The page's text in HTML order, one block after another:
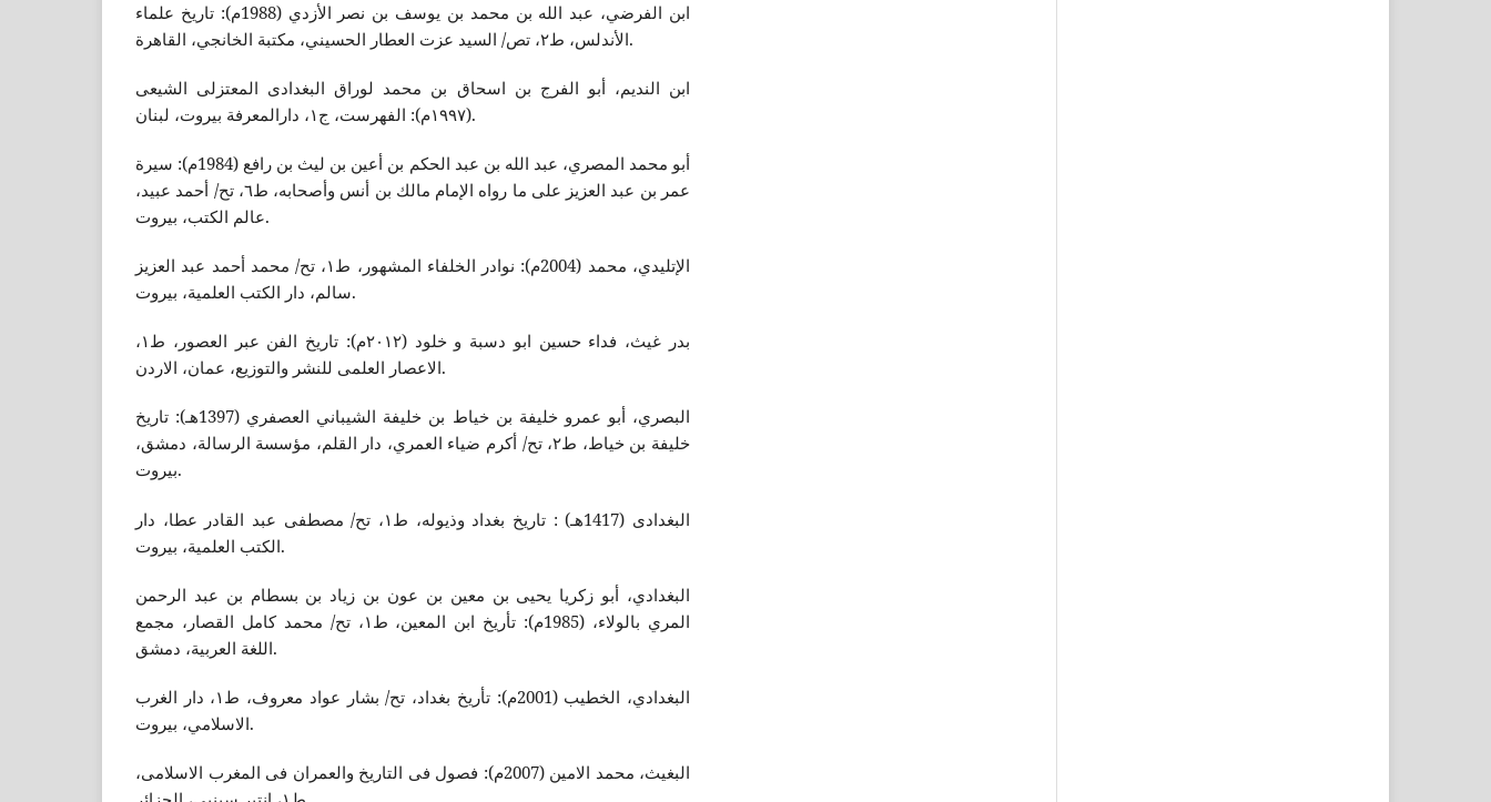
ابن الفرضي، عبد الله بن محمد بن يوسف بن نصر الأزدي (1988م): تاريخ علماء
الأندلس، ط٢، تص/ السيد عزت العطار الحسيني، مكتبة الخانجي، القاهرة.
ابن الندیم، أبو الفرج بن اسحاق بن محمد لوراق البغدادی المعتزلی الشیعی
(١٩٩٧م): الفهرست، ج١، دارالمعرفة بیروت، لبنان.
أبو محمد المصري، عبد الله بن عبد الحكم بن أعين بن ليث بن رافع (1984م): سيرة
عمر بن عبد العزيز على ما رواه الإمام مالك بن أنس وأصحابه، ط٦، تح/ أحمد عبيد،
عالم الكتب، بيروت.
الإتليدي، محمد (2004م): نوادر الخلفاء المشهور، ط١، تح/ محمد أحمد عبد العزيز
سالم، دار الكتب العلمية، بيروت.
بدر غیث، فداء حسین ابو دسبة و خلود (٢٠١٢م): تاریخ الفن عبر العصور، ط١،
الاعصار العلمی للنشر والتوزیع، عمان، الاردن.
البصري، أبو عمرو خليفة بن خياط بن خليفة الشيباني العصفري (1397هـ): تاريخ
خليفة بن خياط، ط٢، تح/ أكرم ضياء العمري، دار القلم، مؤسسة الرسالة، دمشق،
بيروت.
البغدادی (1417هـ) : تاريخ بغداد وذيوله، ط١، تح/ مصطفى عبد القادر عطا، دار
الكتب العلمية، بيروت.
البغدادي، أبو زكريا يحيى بن معين بن عون بن زياد بن بسطام بن عبد الرحمن
المري بالولاء، (1985م): تأریخ ابن المعین، ط١، تح/ محمد كامل القصار، مجمع
اللغة العربية، دمشق.
البغدادي، الخطيب (2001م): تأريخ بغداد، تح/ بشار عواد معروف، ط١، دار الغرب
الاسلامي، بيروت.
البغیث، محمد الامین (2007م): فصول فی التاریخ والعمران فی المغرب الاسلامی،